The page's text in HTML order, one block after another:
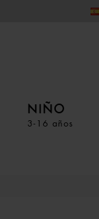
NIÑO
3-16 años